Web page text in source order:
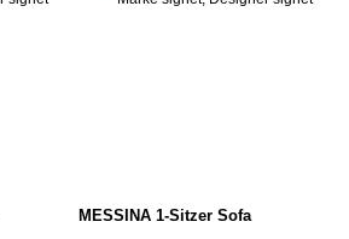
MESSINA 1-Sitzer Sofa